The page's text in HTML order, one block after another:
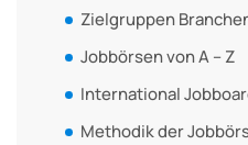
Zielgruppen
Jobbörsen von A – Z
International
Methodik der